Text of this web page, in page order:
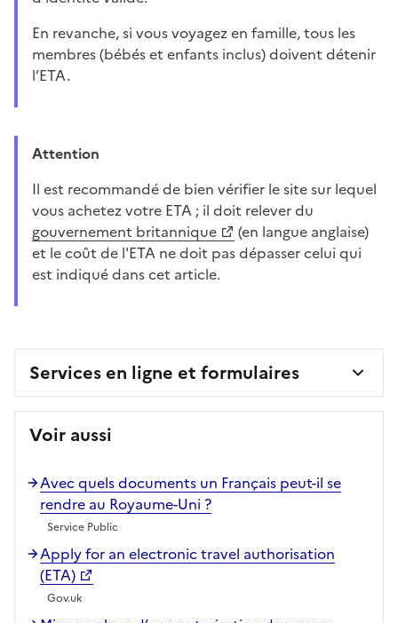
En revanche, si vous voyagez en famille, tous les
membres (bébés et enfants inclus) doivent détenir
l’ETA.
Attention
Il est recommandé de bien vérifier le site sur lequel
vous achetez votre ETA ; il doit relever du
gouvernement britannique
(en langue anglaise)
et le coût de l'ETA ne doit pas dépasser celui qui
est indiqué dans cet article.
Services en ligne et formulaires
Voir aussi
Avec quels documents un Français peut-il se
rendre au Royaume-Uni ?
Service Public
Apply for an electronic travel authorisation
(ETA)
Gov.uk